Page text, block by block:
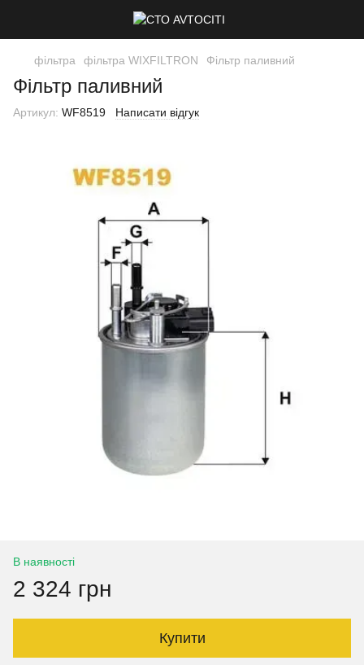
фільтра фільтра WIXFILTRON Фільтр паливний
Фільтр паливний
Артикул: WF8519 Написати відгук
В наявності
2 324 грн
Купити